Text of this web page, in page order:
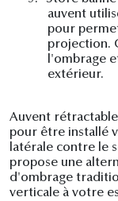
auvent
pour
projection.
l'ombrage
extérieur.
Auvent
pour être installé
latérale contre le
propose une
d'ombrage
verticale à votre